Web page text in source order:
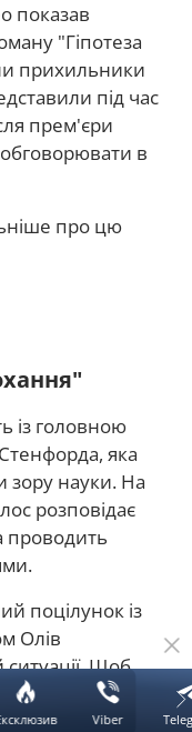
показав
"Гіпотеза
прихильники
під час
прем'єри
в
про цю
із головною
яка
зору науки. На
розповідає
проводить
поцілунок із
Олів
ситуації. Щоб
зайвих
Viber